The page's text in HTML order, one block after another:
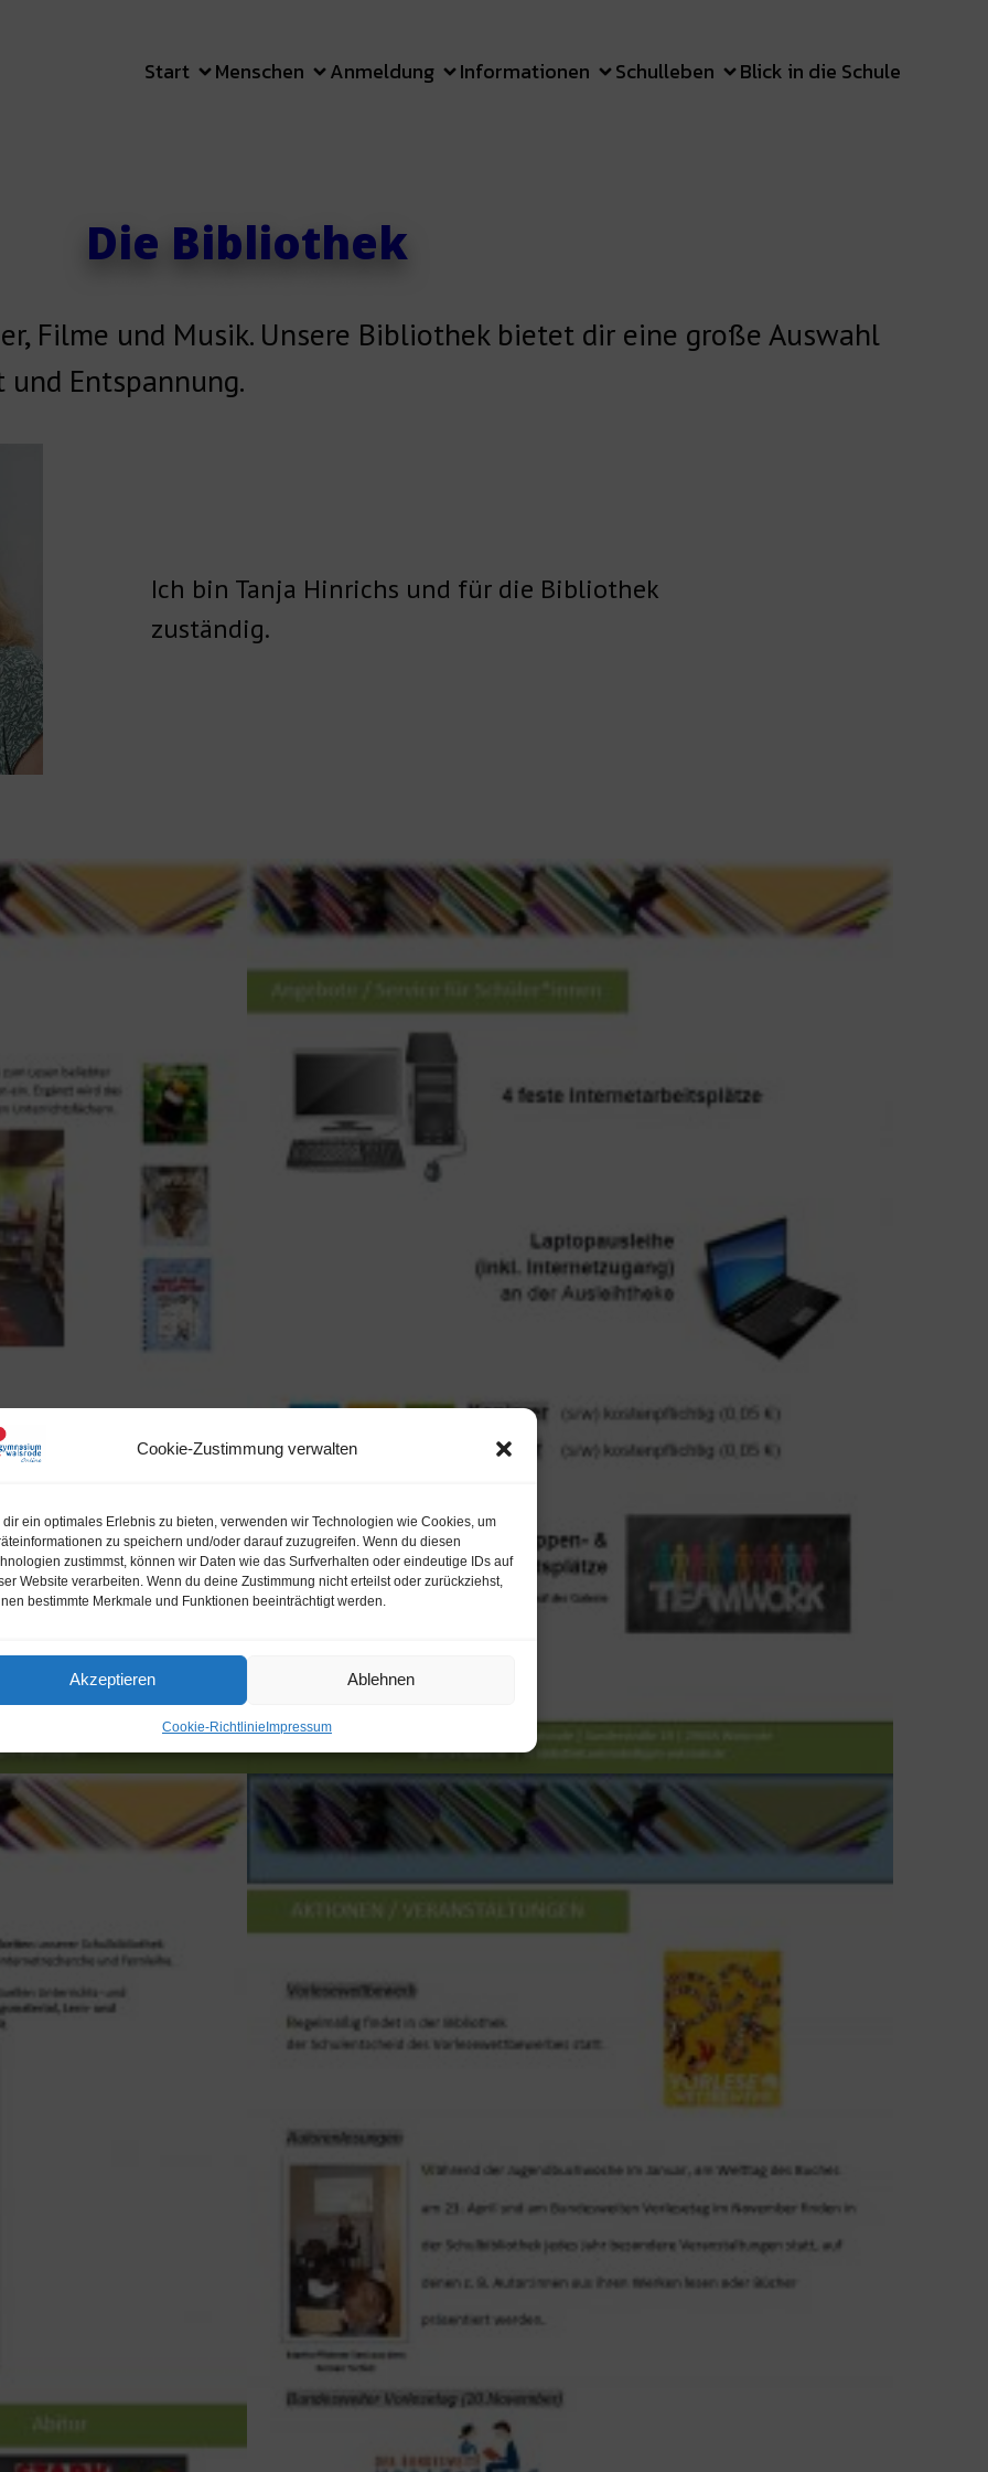
Cookie-Zustimmung verwalten
dir ein optimales Erlebnis zu bieten, verwenden wir Technologien wie Cookies, um
zu speichern und/oder darauf zuzugreifen. Wenn du diesen
zustimmst, können wir Daten wie das Surfverhalten oder eindeutige IDs auf
Website verarbeiten. Wenn du deine Zustimmung nicht erteilst oder zurückziehst,
bestimmte Merkmale und Funktionen beeinträchtigt werden.
Akzeptieren Ablehnen
Cookie-RichtlinieImpressum
Start Menschen Anmeldung Informationen Schulleben Blick in die Schule
Die Bibliothek
Filme und Musik. Unsere Bibliothek bietet dir eine große Auswahl
Entspannung.
Ich bin Tanja Hinrichs und für die Bibliothek
zuständig.